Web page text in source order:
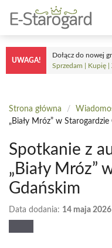
treści
UWAGA!
Dołącz do nowej
Sprzedam | Kupię |
Strona główna /
„Biały Mróz” w Starogardzie
Spotkanie z
„Biały Mróz”
Gdańskim
Data dodania: 14 maja 2026